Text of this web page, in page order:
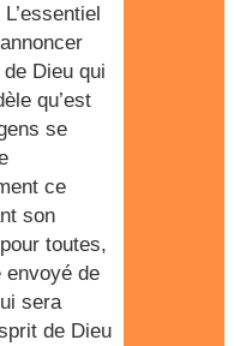
Dieu qui
qu’est
se
ce
son
toutes,
envoyé de
sera
de Dieu